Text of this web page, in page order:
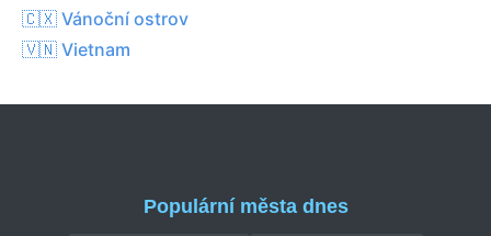
🇨🇽 Vánoční ostrov
🇻🇳 Vietnam
Populární města dnes